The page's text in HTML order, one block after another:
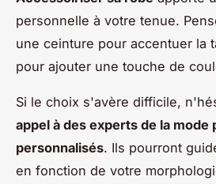
personnelle à votre tenue.
une ceinture pour accentuer la
pour ajouter une touche de
Si le choix s'avère difficile,
appel à des experts de la mode
personnalisés. Ils pourront
en fonction de votre